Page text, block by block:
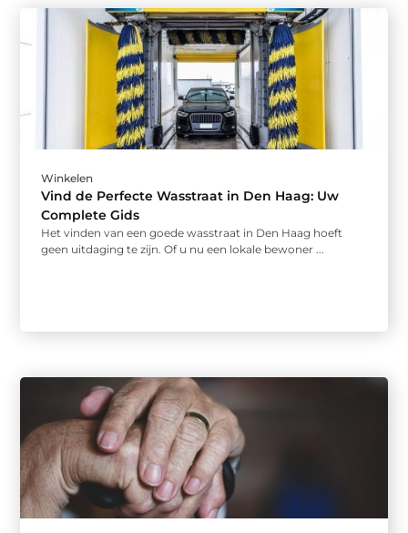
Winkelen
Vind de Perfecte Wasstraat in Den Haag: Uw
Complete Gids
Het vinden van een goede wasstraat in Den Haag hoeft
geen uitdaging te zijn. Of u nu een lokale bewoner ...